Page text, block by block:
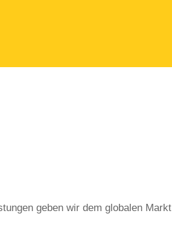
geben wir dem globalen Markt